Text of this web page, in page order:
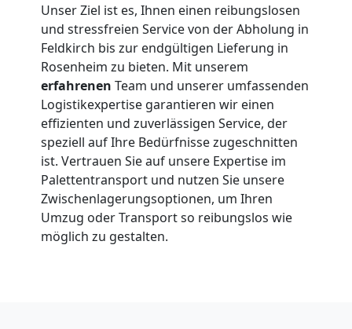
Unser Ziel ist es, Ihnen einen reibungslosen
und stressfreien Service von der Abholung in
Feldkirch bis zur endgültigen Lieferung in
Rosenheim zu bieten. Mit unserem
erfahrenen Team und unserer umfassenden
Logistikexpertise garantieren wir einen
effizienten und zuverlässigen Service, der
speziell auf Ihre Bedürfnisse zugeschnitten
ist. Vertrauen Sie auf unsere Expertise im
Palettentransport und nutzen Sie unsere
Zwischenlagerungsoptionen, um Ihren
Umzug oder Transport so reibungslos wie
möglich zu gestalten.